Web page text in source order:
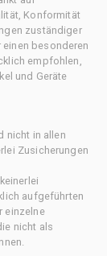
Konformität
zuständiger
besonderen
empfohlen,
und Geräte
nicht in allen
Zusicherungen
aufgeführten
einzelne
nicht als